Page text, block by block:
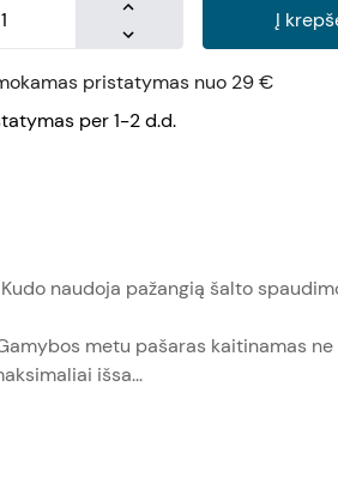
Į
pristatymas nuo 29 €
per 1-2 d.d.
naudoja pažangią šalto
metu pašaras kaitinamas
išsa...